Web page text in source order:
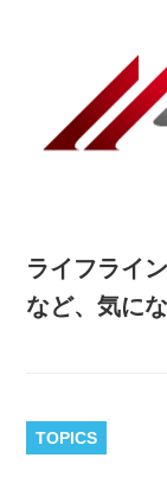
ライフライ
など、気に
TOPICS